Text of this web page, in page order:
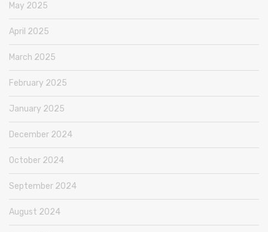
May 2025
April 2025
March 2025
February 2025
January 2025
December 2024
October 2024
September 2024
August 2024